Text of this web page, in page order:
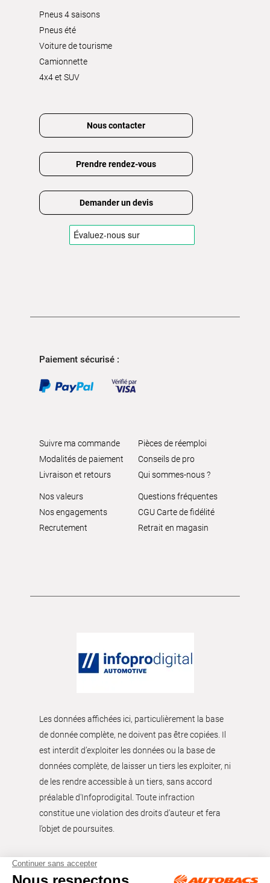
Pneus 4 saisons
Pneus été
Voiture de tourisme
Camionnette
4x4 et SUV
Nous contacter
Prendre rendez-vous
Demander un devis
Paiement sécurisé :
Suivre ma commande
Modalités de paiement
Livraison et retours
Pièces de réemploi
Conseils de pro
Qui sommes-nous ?
Nos valeurs
Nos engagements
Recrutement
Questions fréquentes
CGU Carte de fidélité
Retrait en magasin
Les données affichées ici, particulièrement la base
de donnée complète, ne doivent pas être copiées. Il
est interdit d’exploiter les données ou la base de
données complète, de laisser un tiers les exploiter, ni
de les rendre accessible à un tiers, sans accord
préalable d'Infoprodigital. Toute infraction
constitue une violation des droits d’auteur et fera
l’objet de poursuites.